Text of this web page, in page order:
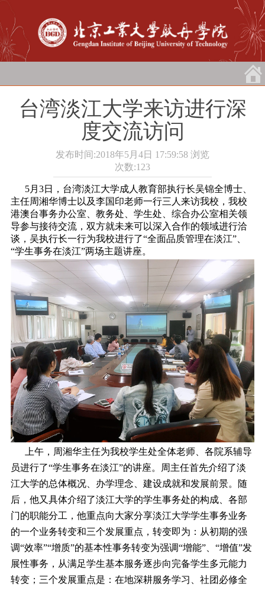
台湾淡江大学来访进行深
度交流访问
发布时间:2018年5月4日 17:59:58 浏览
次数:123
5月3日，台湾淡江大学成人教育部执行长吴锦全博士、
主任周湘华博士以及李国印老师一行三人来访我校，我校
港澳台事务办公室、教务处、学生处、综合办公室相关领
导参与接待交流，双方就未来可以深入合作的领域进行洽
谈，吴执行长一行为我校进行了“全面品质管理在淡江”、
“学生事务在淡江”两场主题讲座。
上午，周湘华主任为我校学生处全体老师、各院系辅导
员进行了“学生事务在淡江”的讲座。周主任首先介绍了淡
江大学的总体概况、办学理念、建设成就和发展前景。随
后，他又具体介绍了淡江大学的学生事务处的构成、各部
门的职能分工，他重点向大家分享淡江大学学生事务业务
的一个业务转变和三个发展重点，转变即为：从初期的强
调“效率”“增质”的基本性事务转变为强调“增能”、“增值”发
展性事务，从满足学生基本服务逐步向完备学生多元能力
转变；三个发展重点是：在地深耕服务学习、社团必修全